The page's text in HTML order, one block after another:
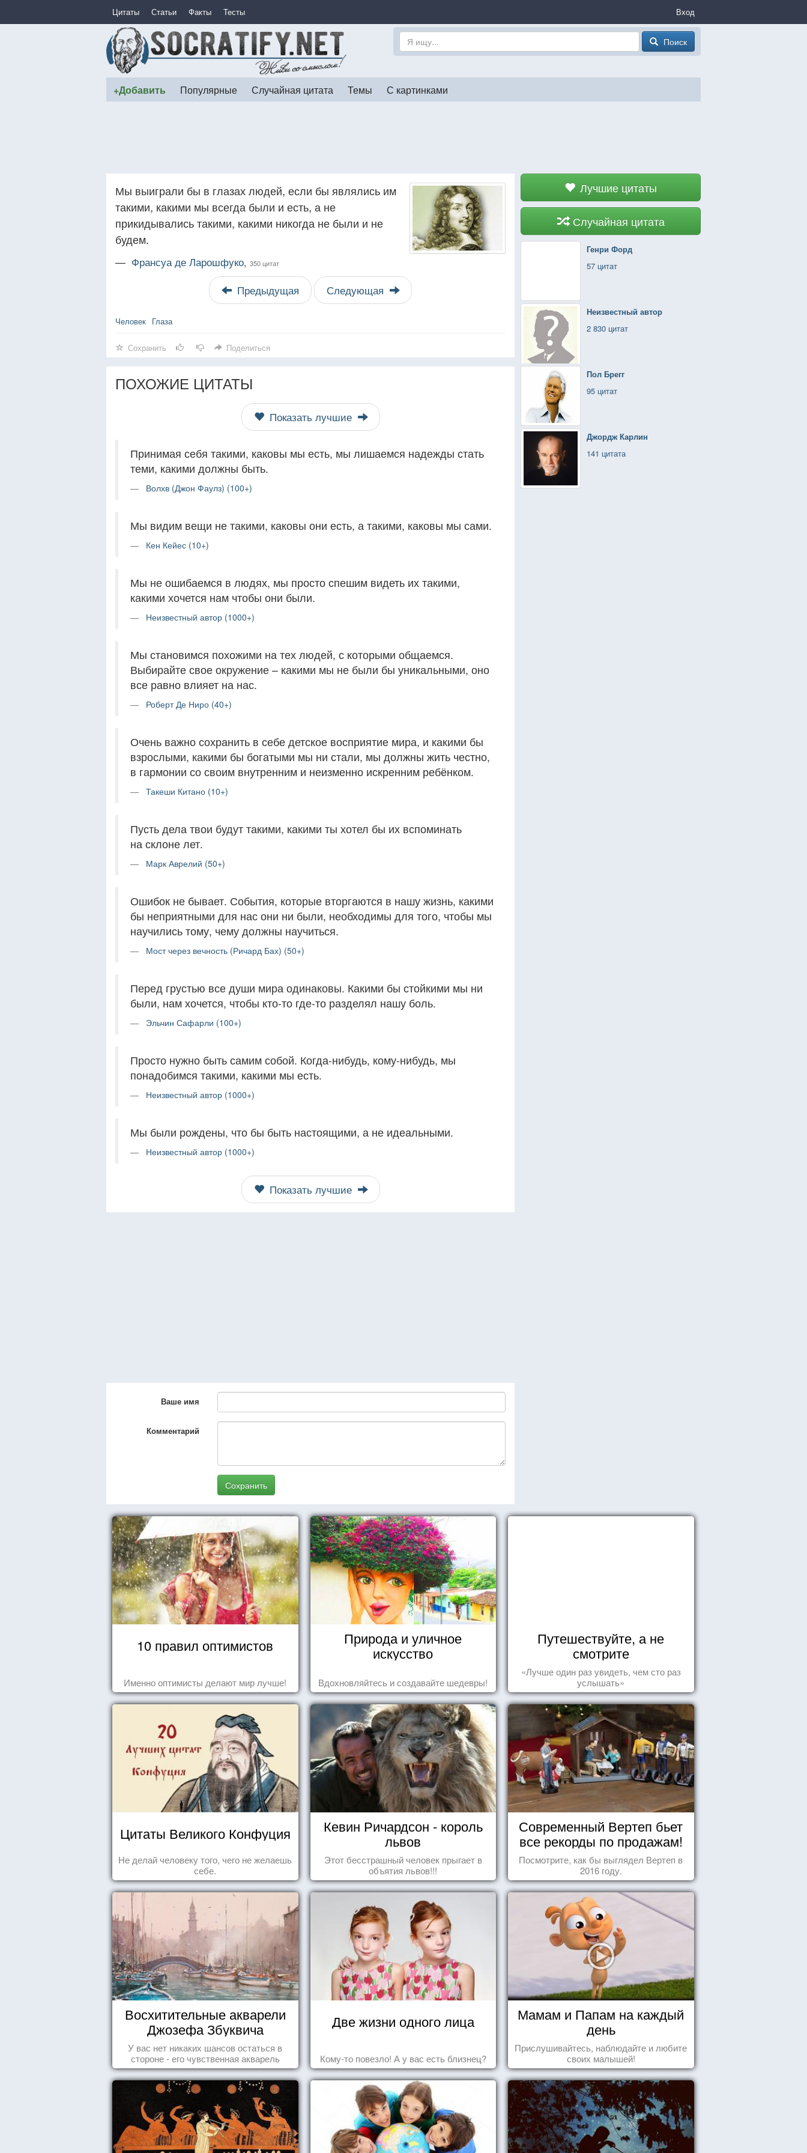
Цитаты Статьи Факты Тесты Вход
Поиск
+Добавить Популярные Случайная цитата Темы С картинками
Лучшие цитаты
Случайная цитата
Генри Форд
57 цитат
Неизвестный автор
2 830 цитат
Пол Брегг
95 цитат
Джордж Карлин
141 цитата
Мы выиграли бы в глазах людей, если бы являлись им
такими, какими мы всегда были и есть, а не
прикидывались такими, какими никогда не были и не
будем.
— Франсуа де Ларошфуко, 350 цитат
Предыдущая Следующая
Человек Глаза
Сохранить Поделиться
ПОХОЖИЕ ЦИТАТЫ
Показать лучшие
Принимая себя такими, каковы мы есть, мы лишаемся надежды стать
теми, какими должны быть.
Волхв (Джон Фаулз) (100+)
Мы видим вещи не такими, каковы они есть, а такими, каковы мы сами.
Кен Кейес (10+)
Мы не ошибаемся в людях, мы просто спешим видеть их такими,
какими хочется нам чтобы они были.
Неизвестный автор (1000+)
Мы становимся похожими на тех людей, с которыми общаемся.
Выбирайте свое окружение – какими мы не были бы уникальными, оно
все равно влияет на нас.
Роберт Де Ниро (40+)
Очень важно сохранить в себе детское восприятие мира, и какими бы
взрослыми, какими бы богатыми мы ни стали, мы должны жить честно,
в гармонии со своим внутренним и неизменно искренним ребёнком.
Такеши Китано (10+)
Пусть дела твои будут такими, какими ты хотел бы их вспоминать
на склоне лет.
Марк Аврелий (50+)
Ошибок не бывает. События, которые вторгаются в нашу жизнь, какими
бы неприятными для нас они ни были, необходимы для того, чтобы мы
научились тому, чему должны научиться.
Мост через вечность (Ричард Бах) (50+)
Перед грустью все души мира одинаковы. Какими бы стойкими мы ни
были, нам хочется, чтобы кто-то где-то разделял нашу боль.
Эльчин Сафарли (100+)
Просто нужно быть самим собой. Когда-нибудь, кому-нибудь, мы
понадобимся такими, какими мы есть.
Неизвестный автор (1000+)
Мы были рождены, что бы быть настоящими, а не идеальными.
Неизвестный автор (1000+)
Показать лучшие
Ваше имя
Комментарий
Сохранить
10 правил оптимистов
Именно оптимисты делают мир лучше!
Природа и уличное
искусство
Вдохновляйтесь и создавайте шедевры!
Путешествуйте, а не
смотрите
«Лучше один раз увидеть, чем сто раз
услышать»
Цитаты Великого Конфуция
Не делай человеку того, чего не желаешь
себе.
Кевин Ричардсон - король
львов
Этот бесстрашный человек прыгает в
объятия львов!!!
Современный Вертеп бьет
все рекорды по продажам!
Посмотрите, как бы выглядел Вертеп в
2016 году.
Восхитительные акварели
Джозефа Збуквича
У вас нет никаких шансов остаться в
стороне - его чувственная акварель
покорила жителей всего мира.
Две жизни одного лица
Кому-то повезло! А у вас есть близнец?
Мамам и Папам на каждый
день
Прислушивайтесь, наблюдайте и любите
своих малышей!